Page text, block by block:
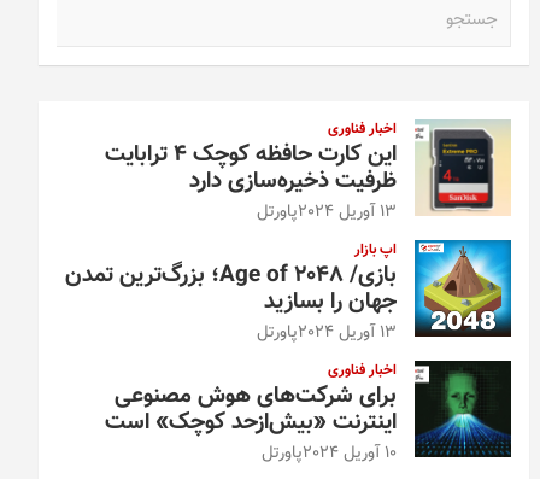
اخبار فناوری
این کارت حافظه کوچک ۴ ترابایت
ظرفیت ذخیره‌سازی دارد
13 آوریل 2024 پاورتل
اپ بازار
بازی/ Age of 2048؛ بزرگ‌ترین تمدن
جهان را بسازید
13 آوریل 2024 پاورتل
اخبار فناوری
برای شرکت‌های هوش مصنوعی
اینترنت «بیش‌از‌حد کوچک» است
10 آوریل 2024 پاورتل